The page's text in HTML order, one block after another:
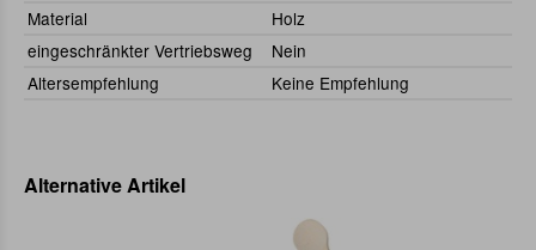
Material
Holz
eingeschränkter Vertriebsweg
Nein
Altersempfehlung
Keine Empfehlung
Alternative Artikel